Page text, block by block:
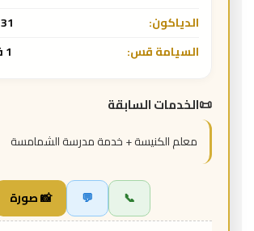
الدياكون:
31 يناير 2026
السيامة قس:
1 فبراير 2026
الخدمات السابقة
معلم الكنيسة + خدمة مدرسة الشمامسة
📞
💬 📸 صورة